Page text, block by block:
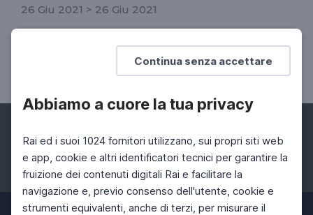
Continua senza accettare
Abbiamo a cuore la tua privacy
Rai ed i suoi 1024 fornitori utilizzano, sui propri siti web
e app, cookie e altri identificatori tecnici per garantire la
fruizione dei contenuti digitali Rai e facilitare la
navigazione e, previo consenso dell'utente, cookie e
strumenti equivalenti, anche di terzi, per misurare il
26 Giu 2021 > 26 Giu 2021
Storia e storie della musica
Facebook Instagram Twitter